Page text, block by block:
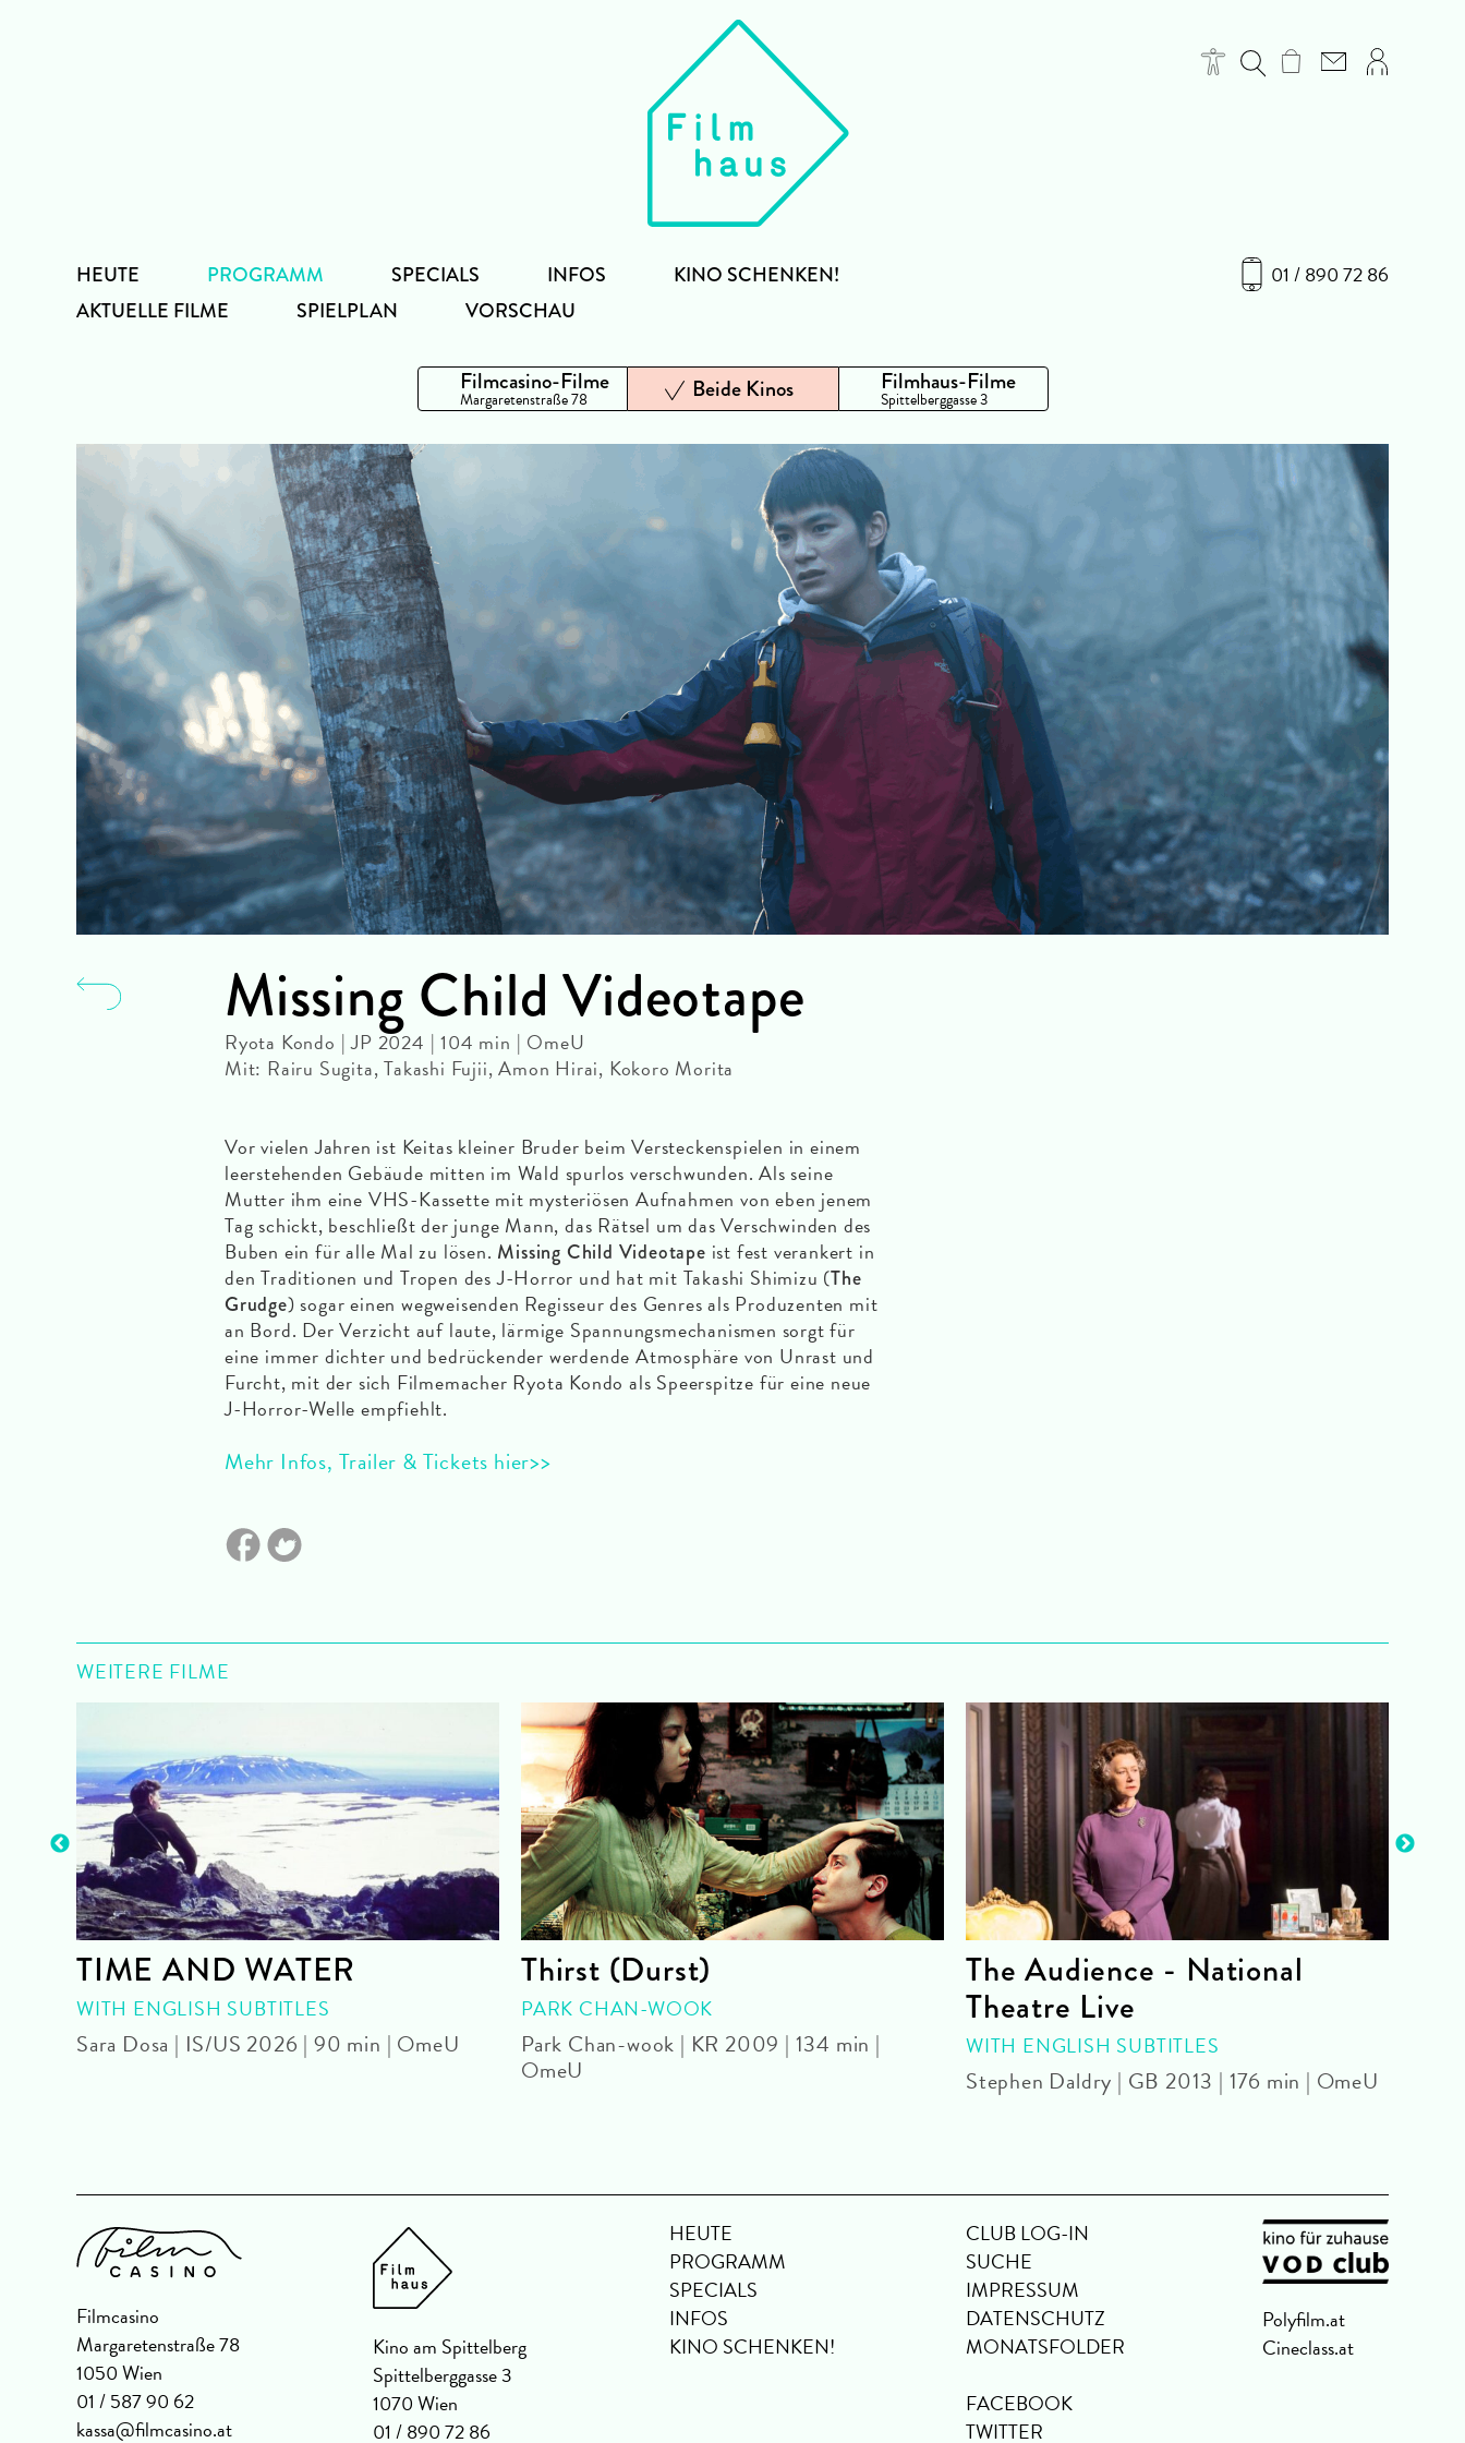
01 / 890 72 86
HEUTE
PROGRAMM
AKTUELLE FILME
SPIELPLAN VORSCHAU
SPECIALS INFOS KINO SCHENKEN!
Filmcasino-Filme
Margaretenstraße 78 Beide Kinos Filmhaus-Filme
Spittelberggasse 3
Missing Child Videotape
Ryota Kondo | JP 2024 | 104 min | OmeU
Mit: Rairu Sugita, Takashi Fujii, Amon Hirai, Kokoro Morita
Vor vielen Jahren ist Keitas kleiner Bruder beim Versteckenspielen in einem
leerstehenden Gebäude mitten im Wald spurlos verschwunden. Als seine
Mutter ihm eine VHS-Kassette mit mysteriösen Aufnahmen von eben jenem
Tag schickt, beschließt der junge Mann, das Rätsel um das Verschwinden des
Buben ein für alle Mal zu lösen. Missing Child Videotape ist fest verankert in
den Traditionen und Tropen des J-Horror und hat mit Takashi Shimizu (The
Grudge) sogar einen wegweisenden Regisseur des Genres als Produzenten mit
an Bord. Der Verzicht auf laute, lärmige Spannungsmechanismen sorgt für
eine immer dichter und bedrückender werdende Atmosphäre von Unrast und
Furcht, mit der sich Filmemacher Ryota Kondo als Speerspitze für eine neue
J-Horror-Welle empfiehlt.
Mehr Infos, Trailer & Tickets hier>>
WEITERE FILME
TIME AND WATER
WITH ENGLISH SUBTITLES
Sara Dosa | IS/US 2026 | 90 min | OmeU
Thirst (Durst)
PARK CHAN-WOOK
Park Chan-wook | KR 2009 | 134 min |
OmeU
The Audience - National
Theatre Live
WITH ENGLISH SUBTITLES
Stephen Daldry | GB 2013 | 176 min | OmeU
Filmcasino
Margaretenstraße 78
1050 Wien
01 / 587 90 62
kassa@filmcasino.at
Kino am Spittelberg
Spittelberggasse 3
1070 Wien
01 / 890 72 86
HEUTE
PROGRAMM
SPECIALS
INFOS
KINO SCHENKEN!
CLUB LOG-IN
SUCHE
IMPRESSUM
DATENSCHUTZ
MONATSFOLDER
FACEBOOK
TWITTER
Polyfilm.at
Cineclass.at